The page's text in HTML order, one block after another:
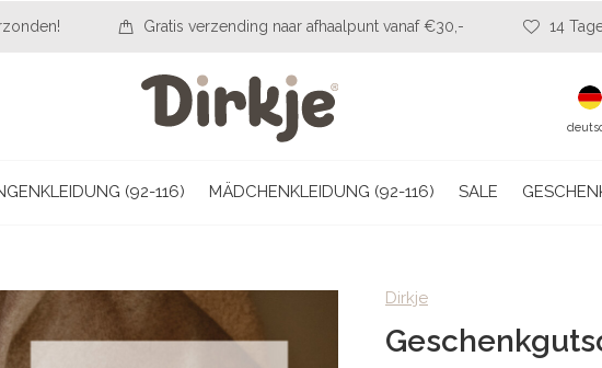
(92-116) MÄDCHENKLEIDUNG (92-116) SALE
Gratis verzending naar afhaalpunt vanaf €30,- 14
Dirkje